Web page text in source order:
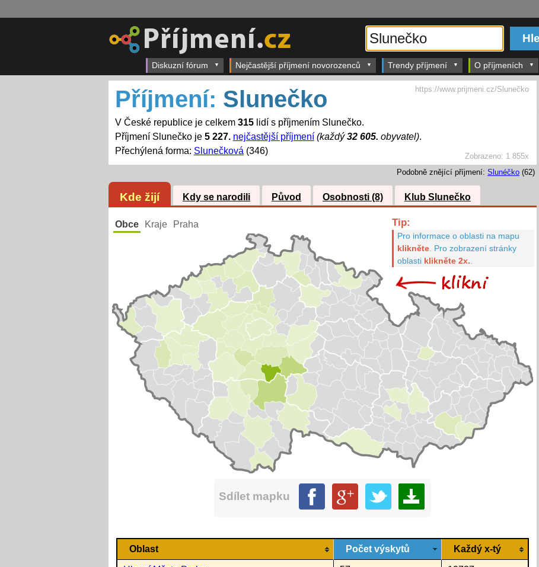
Diskuzní fórum Nejčastější příjmení novorozenců Trendy příjmení O příjmeních
Zobrazeno: 1 855x
Příjmení: Slunečko
V České republice je celkem 315lidí s příjmením Slunečko.
Příjmení Slunečko je 5 227. nejčastější příjmení (každý32 605. obyvatel).
Přechýlená forma: Slunečková (346)
https://www.prijmeni.cz/Slunečko
Podobně znějící příjmení: Slunéčko (62)
Kde žijí Kdy se narodili Původ Osobnosti (8) Klub Slunečko
Obce Kraje Praha Tip:
Pro informace o oblasti na mapu
klikněte. Pro zobrazení stránky
oblasti klikněte 2x.
Sdílet mapku
Oblast Počet výskytů Každý x-tý